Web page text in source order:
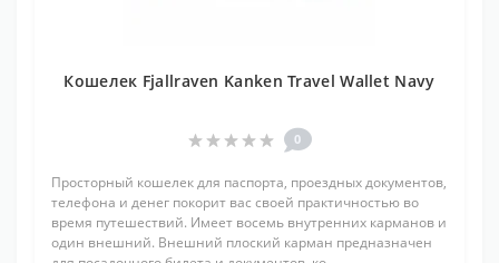
Кошелек Fjallraven Kanken Travel Wallet Navy
0
Просторный кошелек для паспорта, проездных документов,
телефона и денег покорит вас своей практичностью во
время путешествий. Имеет восемь внутренних карманов и
один внешний. Внешний плоский карман предназначен